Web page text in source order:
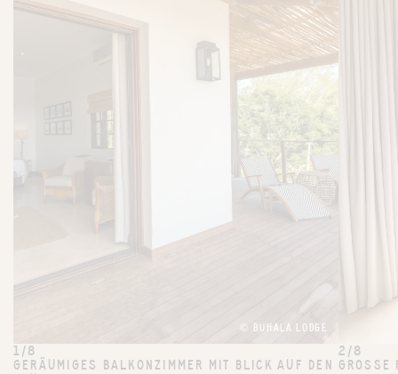
© BUHALA LODGE
1/8
GERÄUMIGES BALKONZIMMER MIT BLICK AUF DEN
2/8
GROSSE